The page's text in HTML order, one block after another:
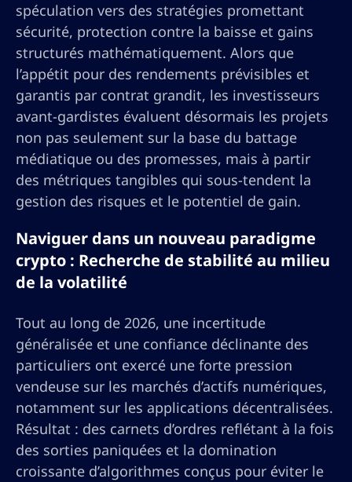
spéculation vers des stratégies promettant
sécurité, protection contre la baisse et gains
structurés mathématiquement. Alors que
l’appétit pour des rendements prévisibles et
garantis par contrat grandit, les investisseurs
avant-gardistes évaluent désormais les projets
non pas seulement sur la base du battage
médiatique ou des promesses, mais à partir
des métriques tangibles qui sous-tendent la
gestion des risques et le potentiel de gain.
Naviguer dans un nouveau paradigme
crypto : Recherche de stabilité au milieu
de la volatilité
Tout au long de 2026, une incertitude
généralisée et une confiance déclinante des
particuliers ont exercé une forte pression
vendeuse sur les marchés d’actifs numériques,
notamment sur les applications décentralisées.
Résultat : des carnets d’ordres reflétant à la fois
des sorties paniquées et la domination
croissante d’algorithmes conçus pour éviter le